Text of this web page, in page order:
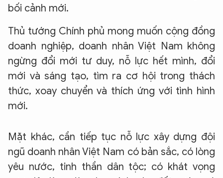
bối cảnh mới.
Thủ tướng Chính phủ mong muốn cộng đồng
doanh nghiệp, doanh nhân Việt Nam không
ngừng đổi mới tư duy, nỗ lực hết mình, đổi
mới và sáng tạo, tìm ra cơ hội trong thách
thức, xoay chuyển và thích ứng với tình hình
mới.
Mặt khác, cần tiếp tục nỗ lực xây dựng đội
ngũ doanh nhân Việt Nam có bản sắc, có lòng
yêu nước, tinh thần dân tộc; có khát vọng